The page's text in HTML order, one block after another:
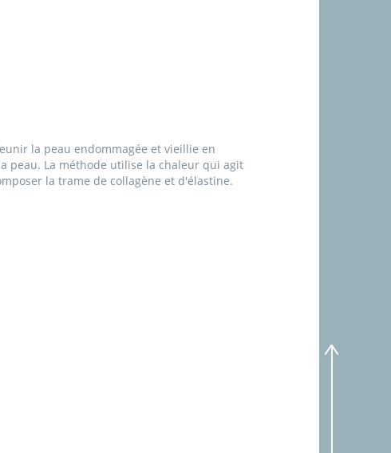
la peau endommagée et vieillie en
peau. La méthode utilise la chaleur qui agit
la trame de collagène et d'élastine.